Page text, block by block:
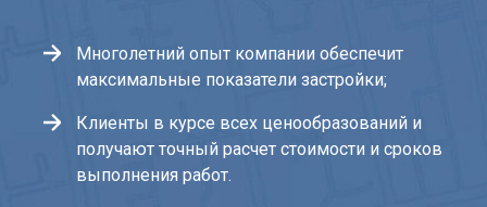
Многолетний опыт компании обеспечит
максимальные показатели застройки;
Клиенты в курсе всех ценообразований и
получают точный расчет стоимости и сроков
выполнения работ.